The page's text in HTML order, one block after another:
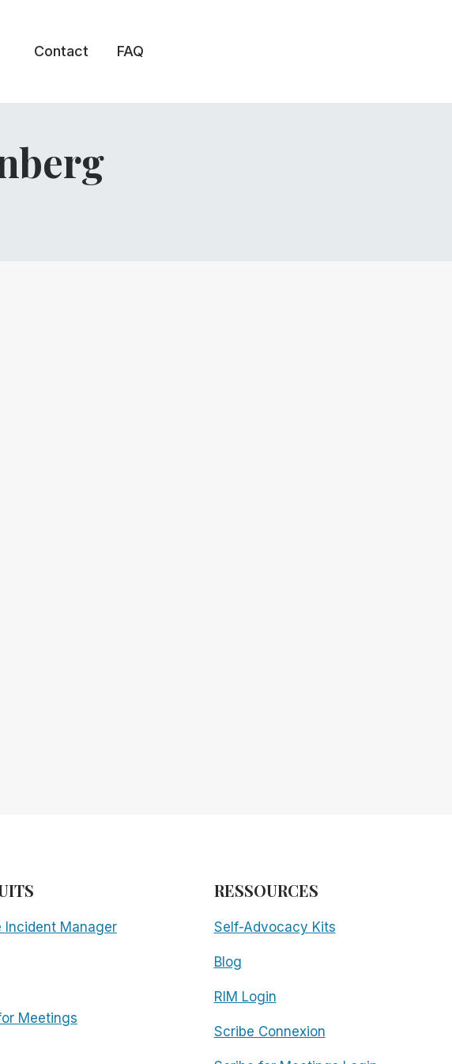
Contact FAQ
Incident Manager
Meetings
RESSOURCES
Self-Advocacy Kits
Blog
RIM Login
Scribe Connexion